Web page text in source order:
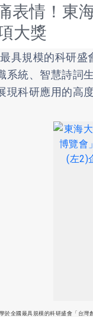
表情！東
大獎
規模的科研盛會
系統、智慧詩詞
現科研應用的高
於全國最具規模的科研盛會「台灣